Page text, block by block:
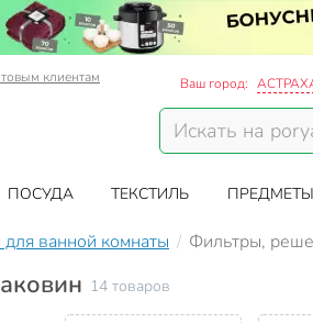
клиентам Ваш город:
ПОСУДА ТЕКСТИЛЬ
для ванной комнаты Фильтры,
14 товаров